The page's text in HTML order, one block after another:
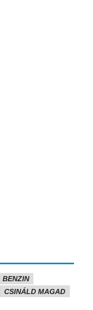
BENZIN
CSINÁLD MAGAD